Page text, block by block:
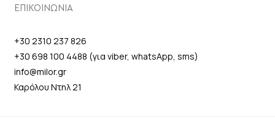
ΕΠΙΚΟΙΝΩΝΙΑ
+30 2310 237 826
+30 698 100 4488 (για viber, whatsApp, sms)
info@milor.gr
Καρόλου Ντηλ 21